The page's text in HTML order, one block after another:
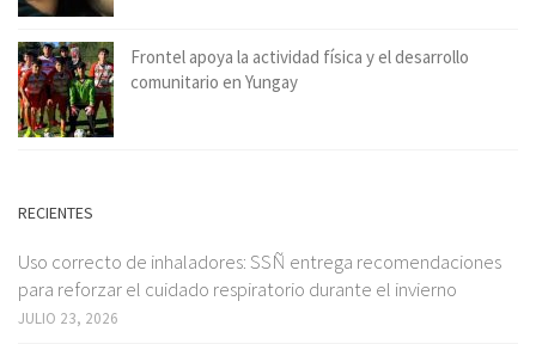
Frontel apoya la actividad física y el desarrollo
comunitario en Yungay
RECIENTES
Uso correcto de inhaladores: SSÑ entrega recomendaciones
para reforzar el cuidado respiratorio durante el invierno
JULIO 23, 2026